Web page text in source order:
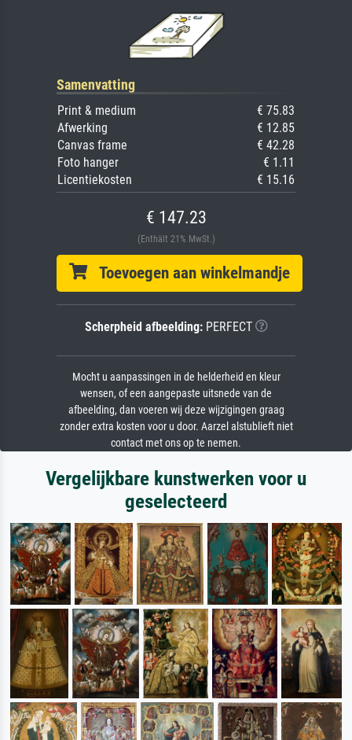
Samenvatting
Print & medium
€ 75.83
Afwerking
€ 12.85
Canvas frame
€ 42.28
Foto hanger
€ 1.11
Licentiekosten
€ 15.16
€ 147.23
(Enthält 21% MwSt.)
Toevoegen aan winkelmandje
Scherpheid afbeelding:PERFECT
Mocht u aanpassingen in de helderheid en kleur
wensen, of een aangepaste uitsnede van de
afbeelding, dan voeren wij deze wijzigingen graag
zonder extra kosten voor u door. Aarzel alstublieft niet
contact met ons op te nemen.
Vergelijkbare kunstwerken voor u
geselecteerd